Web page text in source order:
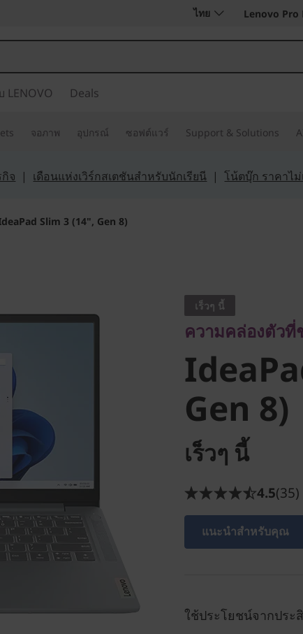
ไทย Lenovo Pro
LENOVO Deals
จอภาพ อุปกรณ์ ซอฟต์แวร์ Support & Solutions
จ | เดือนแห่งเวิร์กสเตชันสำหรับนักเรียนี |โน้ตบุ๊ก ราคาไม่
Slim 3 (14", Gen 8)
Gen 8)
เร็วๆ นี้
ความคล่องตัว
Gen 8)
เร็วๆ นี้
4.5(35)
แนะนำสำหรับคุณ
ใช้ประโยชน์จากประ